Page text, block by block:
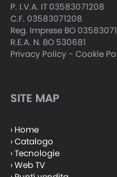
P. I.V.A. IT 03583071208
C.F. 03583071208
Reg. Imprese BO
R.E.A. N. BO 530681
Privacy Policy- Cookie
SITE MAP
› Home
› Catalogo
› Tecnologie
› Web TV